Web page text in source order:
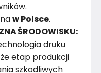
w Polsce.
ŚRODOWISKU:
druku
etap produkcji
szkodliwych